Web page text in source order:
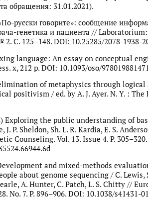
обращения: 31.01.2021).
русски говорите»: сообщение
генетика и пациента //
2. С. 125–148. DOI: 10.25285/2078-1938-
language: An essay on conceptual
x, 212 p. DOI: 10.1093/oso/
of metaphysics through
positivism / ed. by A. J. Ayer. N. Y. : The
Exploring the public understanding of
J. P. Sheldon, Sh. L. R. Kardia, E. S.
Counseling. Vol. 13. Issue 4. P.
and mixed-methods
about genome sequencing / C. Lewis,
A. Hunter, C. Patch, L. S. Chitty //
No. 7. P. 896–906. DOI: 10.1038/s41431-